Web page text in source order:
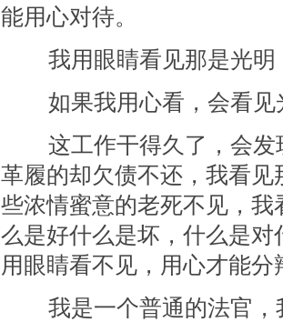
能用心对待。
我用眼睛看见那是光明
如果我用心看，会看见
这工作干得久了，会发
革履的却欠债不还，我看
些浓情蜜意的老死不见，
么是好什么是坏，什么是
用眼睛看不见，用心才能分
我是一个普通的法官，